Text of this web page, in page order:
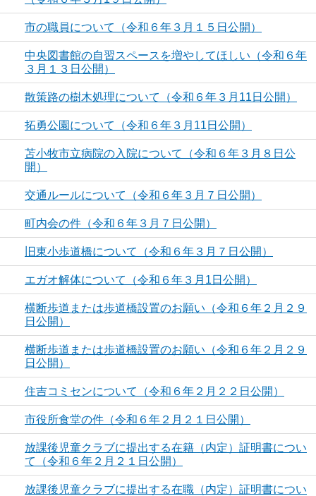
市の職員について（令和６年３月１５日公開）
中央図書館の自習スペースを増やしてほしい（令和６年
３月１３日公開）
散策路の樹木処理について（令和６年３月11日公開）
拓勇公園について（令和６年３月11日公開）
苫小牧市立病院の入院について（令和６年３月８日公
開）
交通ルールについて（令和６年３月７日公開）
町内会の件（令和６年３月７日公開）
旧東小歩道橋について（令和６年３月７日公開）
エガオ解体について（令和６年３月1日公開）
横断歩道または歩道橋設置のお願い（令和６年２月２９
日公開）
横断歩道または歩道橋設置のお願い（令和６年２月２９
日公開）
住吉コミセンについて（令和６年２月２２日公開）
市役所食堂の件（令和６年２月２１日公開）
放課後児童クラブに提出する在籍（内定）証明書につい
て（令和６年２月２１日公開）
放課後児童クラブに提出する在職（内定）証明書につい